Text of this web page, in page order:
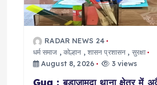
RADAR NEWS 24
धर्म समाज ,कोल्हान , शासन प्रशासन , सुरक्षा
August 8, 2026
3 views
Gua : बड़ाजामदा थाना क्षेत्र में